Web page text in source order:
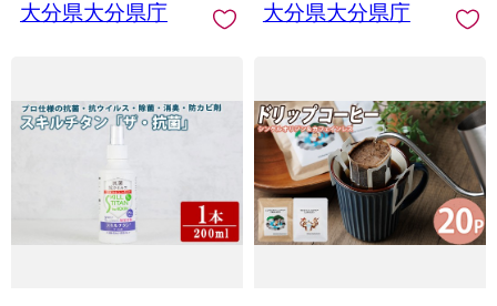
大分県大分県庁
大分県大分県庁